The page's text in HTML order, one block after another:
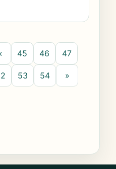
45 46 47
53 54 »